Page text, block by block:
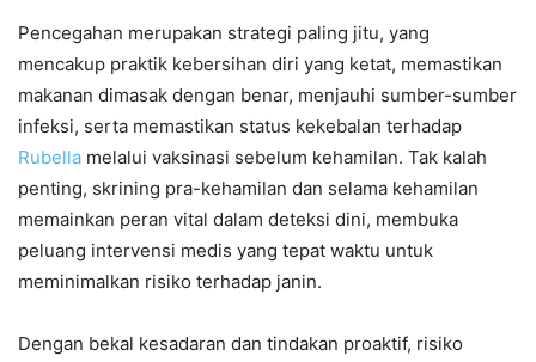
Pencegahan merupakan strategi paling jitu, yang
mencakup praktik kebersihan diri yang ketat, memastikan
makanan dimasak dengan benar, menjauhi sumber-sumber
infeksi, serta memastikan status kekebalan terhadap
Rubella melalui vaksinasi sebelum kehamilan. Tak kalah
penting, skrining pra-kehamilan dan selama kehamilan
memainkan peran vital dalam deteksi dini, membuka
peluang intervensi medis yang tepat waktu untuk
meminimalkan risiko terhadap janin.
Dengan bekal kesadaran dan tindakan proaktif, risiko